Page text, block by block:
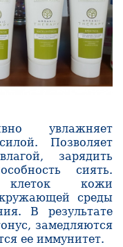
увлажняет
Позволяет
зарядить
сиять.
клеток кожи
среды
В результате
замедляются
ее иммунитет.